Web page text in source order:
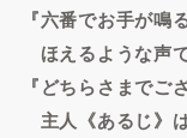
『六番でお手が鳴
ほえるような声
『どちらさまでご
主人《あるじ》